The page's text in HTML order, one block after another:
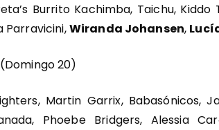
Burrito Kachimba, Taichu, Kiddo
Parravicini,Wiranda Johansen,
(Domingo 20)
Martin Garrix, Babasónicos,
Phoebe Bridgers, Alessia